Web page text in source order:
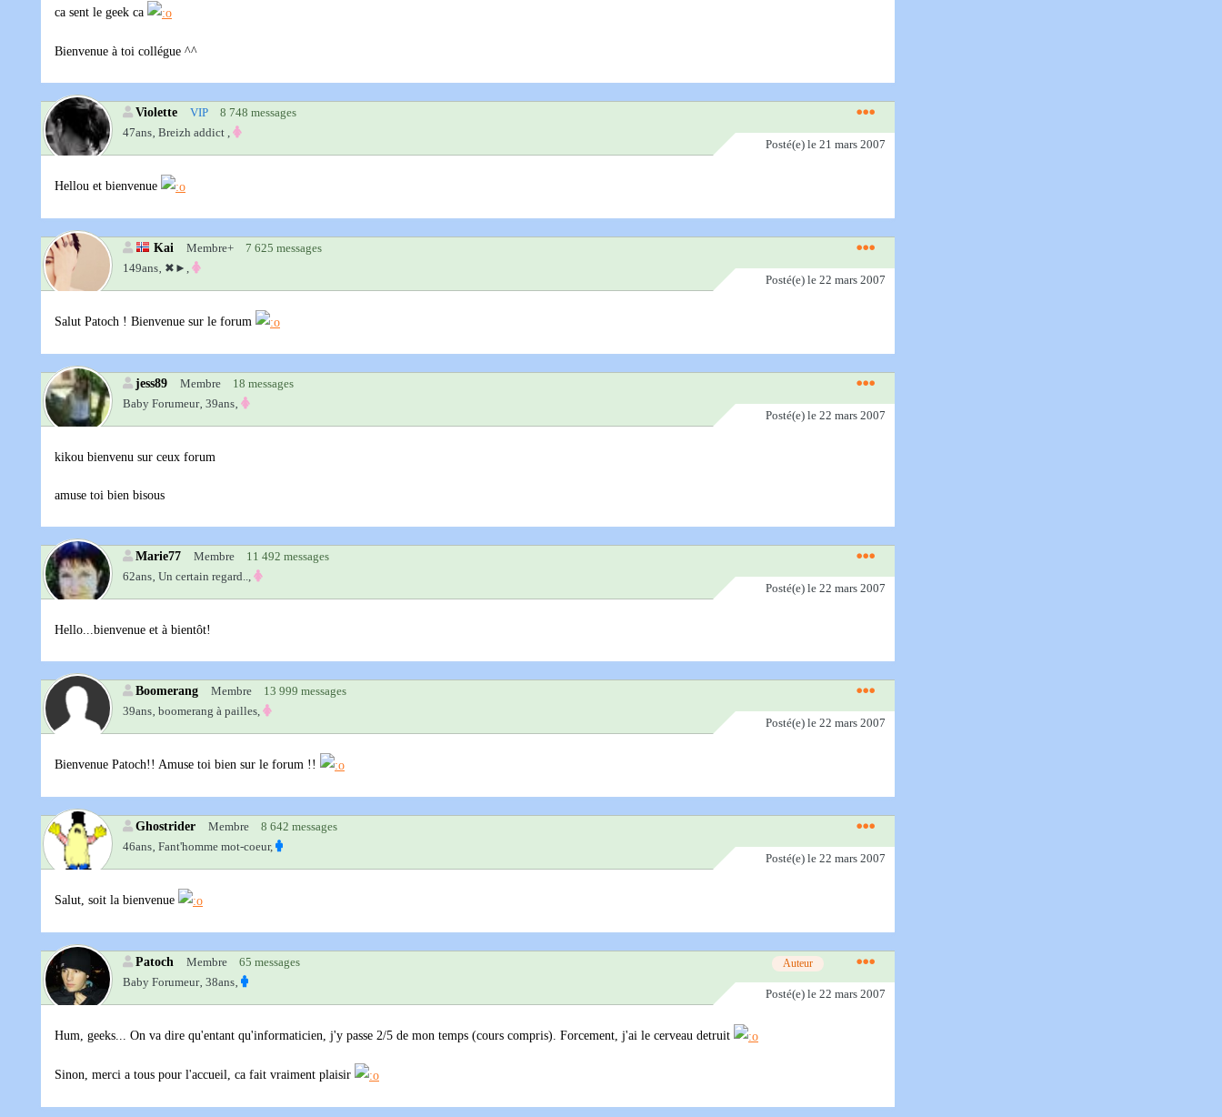
ca sent le geek ca
Bienvenue à toi collégue ^^
Violette VIP
8 748 messages
47ans‚ Breizh addict ,
Posté(e) le 21 mars 2007
Hellou et bienvenue
Kai Membre+
7 625 messages
149ans‚ ✖►,
Posté(e) le 22 mars 2007
Salut Patoch ! Bienvenue sur le forum
jess89 Membre
18 messages
Baby Forumeur‚ 39ans‚
Posté(e) le 22 mars 2007
kikou bienvenu sur ceux forum
amuse toi bien bisous
Marie77 Membre
11 492 messages
62ans‚ Un certain regard..,
Posté(e) le 22 mars 2007
Hello...bienvenue et à bientôt!
Boomerang Membre
13 999 messages
39ans‚ boomerang à pailles,
Posté(e) le 22 mars 2007
Bienvenue Patoch!! Amuse toi bien sur le forum !!
Ghostrider Membre
8 642 messages
46ans‚ Fant'homme mot-coeur,
Posté(e) le 22 mars 2007
Salut, soit la bienvenue
Patoch Membre 65 messages Auteur
Baby Forumeur‚ 38ans‚
Posté(e) le 22 mars 2007
Hum, geeks... On va dire qu'entant qu'informaticien, j'y passe 2/5 de mon temps (cours compris). Forcement, j'ai le cerveau detruit
Sinon, merci a tous pour l'accueil, ca fait vraiment plaisir